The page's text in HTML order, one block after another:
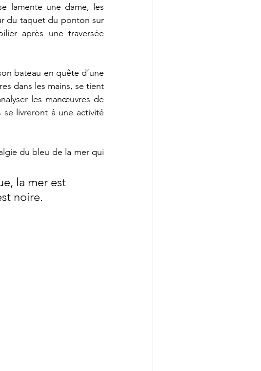
lamente une dame, les
du taquet du ponton sur
après une traversée
bateau en quête d’une
dans les mains, se tient
les manœuvres de
livreront à une activité
du bleu de la mer qui
la mer est
noire.